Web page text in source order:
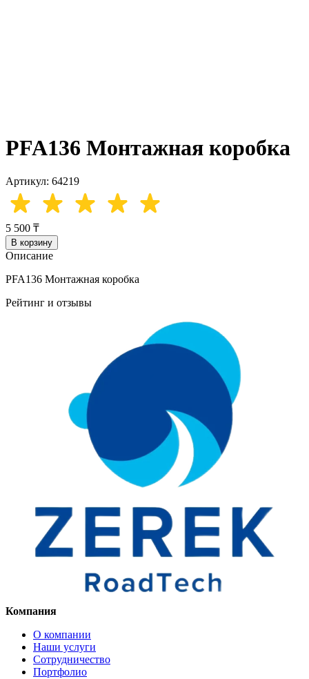
PFA136 Монтажная коробка
Артикул: 64219
5 500 ₸
В корзину
Описание
PFA136 Монтажная коробка
Рейтинг и отзывы
Компания
О компании
Наши услуги
Сотрудничество
Портфолио